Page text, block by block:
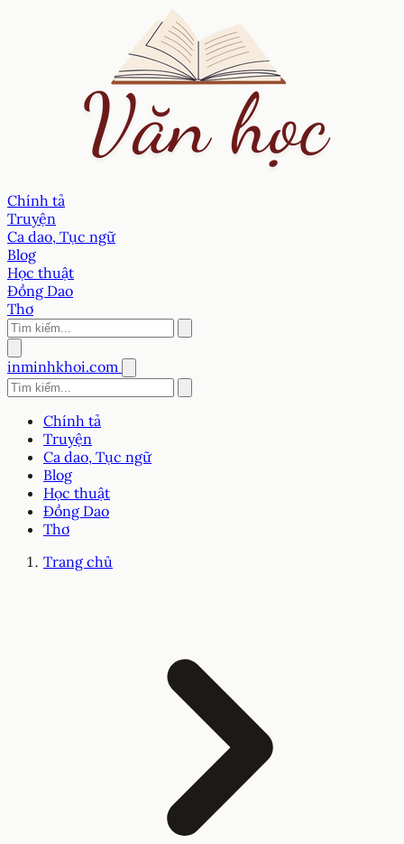
Chính tả
Truyện
Ca dao, Tục ngữ
Blog
Học thuật
Đồng Dao
Thơ
inminhkhoi.com
Chính tả
Truyện
Ca dao, Tục ngữ
Blog
Học thuật
Đồng Dao
Thơ
Trang chủ